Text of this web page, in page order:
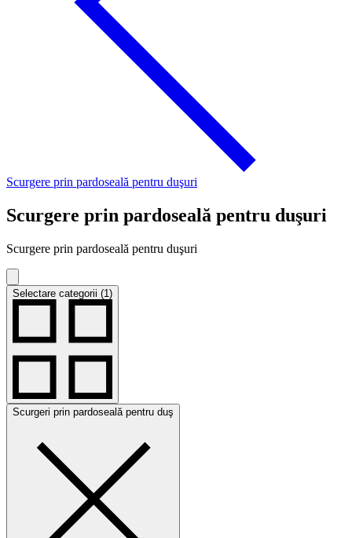
Scurgere prin pardoseală pentru duşuri
Scurgere prin pardoseală pentru duşuri
Scurgere prin pardoseală pentru duşuri
Selectare categorii (1)
Scurgeri prin pardoseală pentru duş